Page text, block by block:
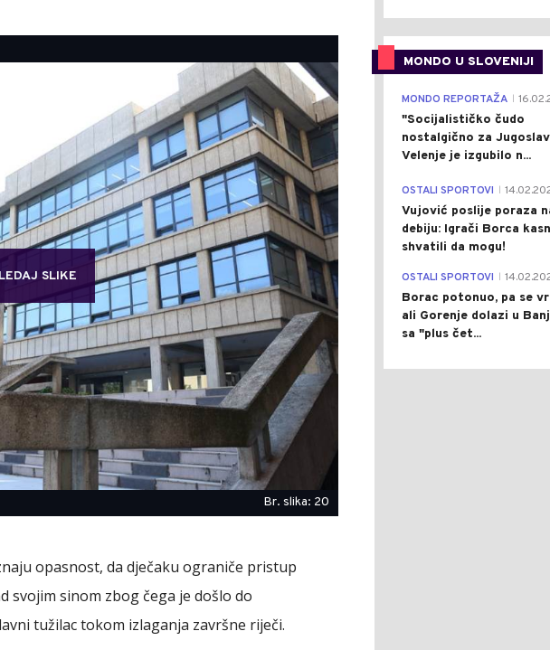
SLIKE
Br. slika: 20
opasnost, da dječaku ograniče pristup
svojim sinom zbog čega je došlo do
tužilac tokom izlaganja završne riječi.
MONDO U SLOVENIJI
MONDO REPORTAŽA
"Socijalističko čudo
nostalgično za
Velenje je izgubilo n...
OSTALI SPORTOVI
Vujović poslije poraza
debiju: Igrači Borca
shvatili da mogu!
OSTALI SPORTOVI
Borac potonuo, pa se
ali Gorenje dolazi u
sa "plus čet...